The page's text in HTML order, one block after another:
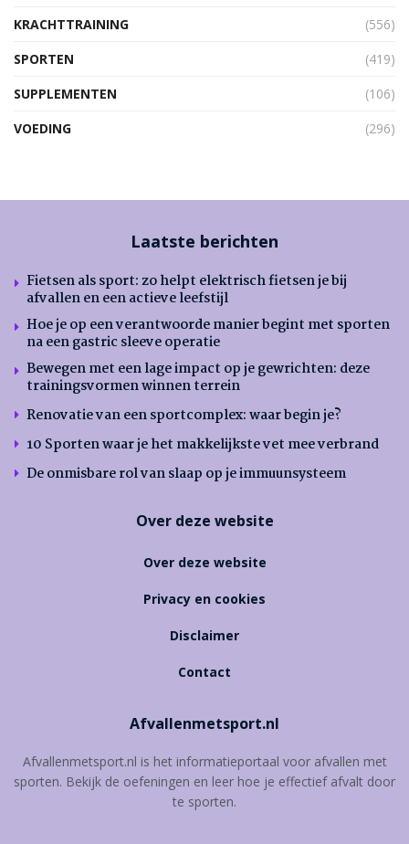
KRACHTTRAINING
(556)
SPORTEN
(419)
SUPPLEMENTEN
(106)
VOEDING
(296)
Laatste berichten
Fietsen als sport: zo helpt elektrisch fietsen je bij
afvallen en een actieve leefstijl
Hoe je op een verantwoorde manier begint met sporten
na een gastric sleeve operatie
Bewegen met een lage impact op je gewrichten: deze
trainingsvormen winnen terrein
Renovatie van een sportcomplex: waar begin je?
10 Sporten waar je het makkelijkste vet mee verbrand
De onmisbare rol van slaap op je immuunsysteem
Over deze website
Over deze website
Privacy en cookies
Disclaimer
Contact
Afvallenmetsport.nl
Afvallenmetsport.nl is het informatieportaal voor afvallen met
sporten. Bekijk de oefeningen en leer hoe je effectief afvalt door
te sporten.